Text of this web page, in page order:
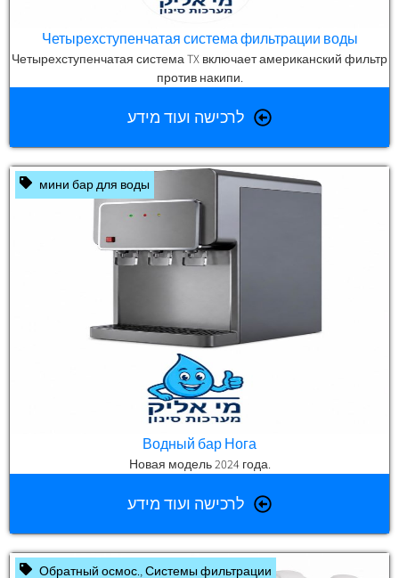
Четырехступенчатая система фильтрации воды
Четырехступенчатая система TX включает американский фильтр
против накипи.
לרכישה ועוד מידע
мини бар для воды
Водный бар Нога
Новая модель 2024 года.
לרכישה ועוד מידע
Обратный осмос.,Системы фильтрации